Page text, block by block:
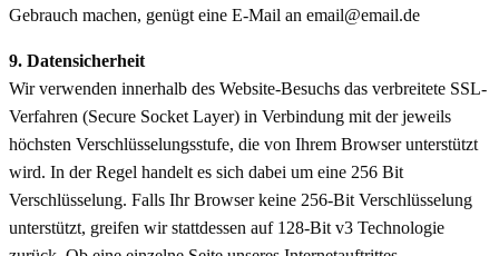
Gebrauch machen, genügt eine E-Mail an email@email.de
9. Datensicherheit
Wir verwenden innerhalb des Website-Besuchs das verbreitete SSL-
Verfahren (Secure Socket Layer) in Verbindung mit der jeweils
höchsten Verschlüsselungsstufe, die von Ihrem Browser unterstützt
wird. In der Regel handelt es sich dabei um eine 256 Bit
Verschlüsselung. Falls Ihr Browser keine 256-Bit Verschlüsselung
unterstützt, greifen wir stattdessen auf 128-Bit v3 Technologie